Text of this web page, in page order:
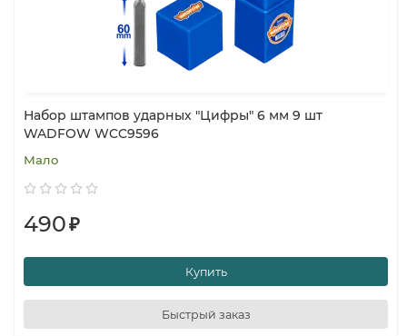
Набор штампов ударных "Цифры" 6 мм 9 шт
WADFOW WCC9596
Мало
490₽
Купить
Быстрый заказ